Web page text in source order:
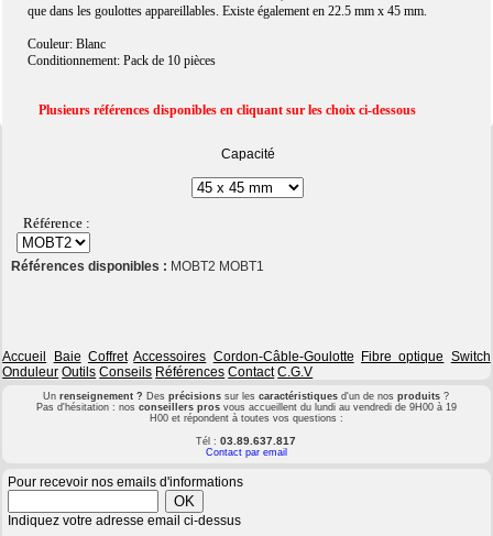
que dans les goulottes appareillables. Existe également en 22.5 mm x 45 mm.
Couleur: Blanc
Conditionnement: Pack de 10 pièces
Plusieurs références disponibles en cliquant sur les choix ci-dessous
Capacité
Référence :
Références disponibles : MOBT2 MOBT1
Accueil Baie Coffret Accessoires Cordon-Câble-Goulotte Fibre optique Switch
Onduleur Outils Conseils Références Contact C.G.V
Unrenseignement ? Desprécisionssur lescaractéristiquesd'un de nosproduits?
Pas d'hésitation : nos conseillers pros vous accueillent du lundi au vendredi de 9H00 à 19
H00 et répondent à toutes vos questions :
Tél :03.89.637.817
Contact par email
Pour recevoir nos emails d'informations
Indiquez votre adresse email ci-dessus